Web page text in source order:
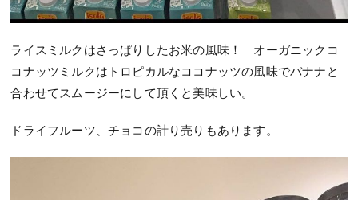
ライスミルクはさっぱりしたお米の風味！ オーガニックコ
コナッツミルクはトロピカルなココナッツの風味でバナナと
合わせてスムージーにして頂くと美味しい。
ドライフルーツ、チョコの計り売りもあります。